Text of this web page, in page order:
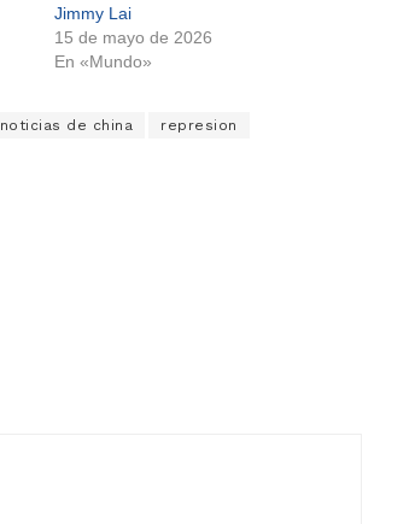
Jimmy Lai
15 de mayo de 2026
En «Mundo»
noticias de china represion